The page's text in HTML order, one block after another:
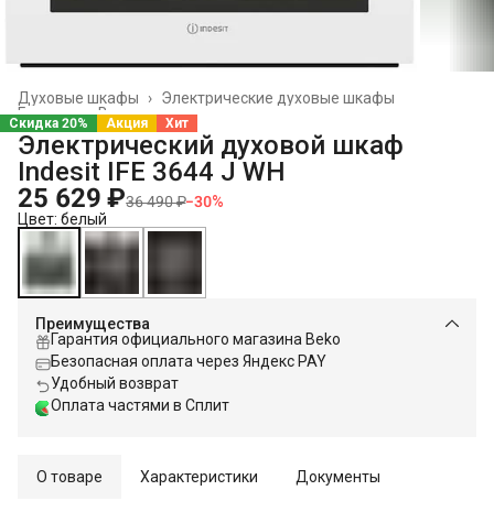
Электрические духовые шкафы
Духовые шкафы
›
Встраиваемая техника
Главная ›
Скидка 20% Акция Хит
Электрический духовой шкаф
Indesit IFE 3644 J WH
25 629 ₽36 490 ₽−30%
Цвет: белый
Преимущества
Гарантия официального магазина Beko
Безопасная оплата через Яндекс PAY
Удобный возврат
Оплата частями в Сплит
О товаре Характеристики Документы